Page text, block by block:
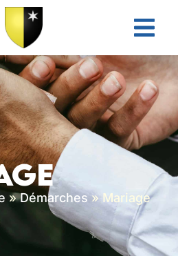
»Démarches » Mariage